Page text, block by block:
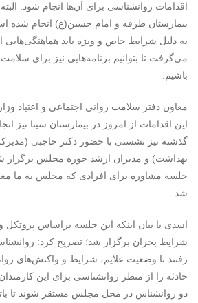
اقدامات روانشناسی برای آن‌ها انجام شود.
بیمارستان طرفه و امام حسین(ع) انجام شده
به دلیل شرایط خاص و ویژه‌ باید
می‌گرفت تا بتوانیم برنامه‌هایی نیز برای
باشیم.
معاون دفتر سلامت روانی اجتماعی و اعتیاد
این اقدامات از امروز در بیمارستان سینا نیز
گذشته نیز نشستی با حضور دکتر حاجبی
بهداشت) و مدیران ارشد حوزه مجلس برگزار
جلسه مشاوره برای افرادی که مجلس به ما
شد.
اسدی با بیان اینکه این جلسه براساس پروتکل
شرایط بحران برگزار شد؛ تصریح کرد:
رفتند تا وضعیت علایم، شرایط و واکنش‌های
حادثه را از منظر روانشناسی برای این
دو روانشناس در محل مجلس مستقر شوند تا